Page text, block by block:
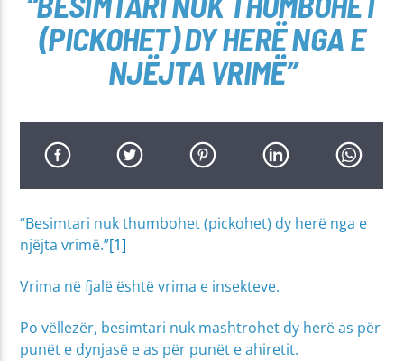
(PICKOHET) DY HERË NGA E
NJËJTA VRIMË”
“Besimtari nuk thumbohet (pickohet) dy herë nga e
njëjta vrimë.”[1]
Vrima në fjalë është vrima e insekteve.
Po vëllezër, besimtari nuk mashtrohet dy herë as për
punët e dynjasë e as për punët e ahiretit.